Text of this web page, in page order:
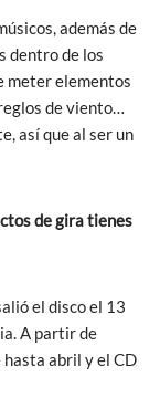
además de
dentro de los
meter elementos
de viento…
así que al ser un
de gira tienes
el disco el 13
A partir de
hasta abril y el CD